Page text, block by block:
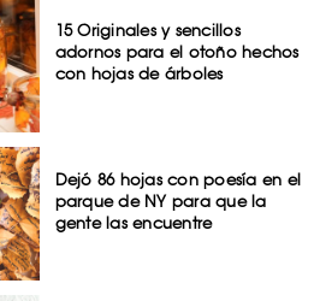
15 Originales y sencillos
adornos para el otoño hechos
con hojas de árboles
Dejó 86 hojas con poesía en el
parque de NY para que la
gente las encuentre